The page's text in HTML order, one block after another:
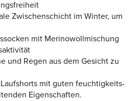
Zwischenschicht im Winter, um
mit Merinowollmischung
und Regen aus dem Gesicht zu
mit guten feuchtigkeits-
Eigenschaften.